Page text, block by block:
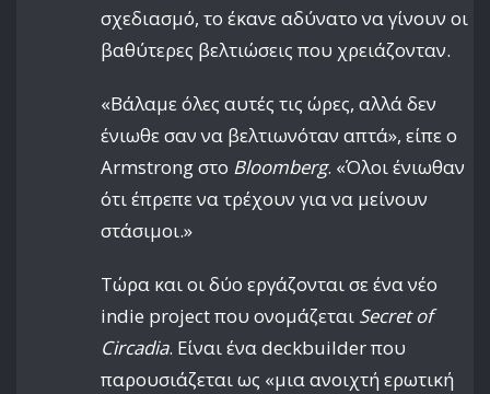
σχεδιασμό, το έκανε αδύνατο να γίνουν οι
βαθύτερες βελτιώσεις που χρειάζονταν.
«Βάλαμε όλες αυτές τις ώρες, αλλά δεν
ένιωθε σαν να βελτιωνόταν απτά», είπε ο
Armstrong στο Bloomberg. «Όλοι ένιωθαν
ότι έπρεπε να τρέχουν για να μείνουν
στάσιμοι.»
Τώρα και οι δύο εργάζονται σε ένα νέο
indie project που ονομάζεται Secret of
Circadia. Είναι ένα deckbuilder που
παρουσιάζεται ως «μια ανοιχτή ερωτική